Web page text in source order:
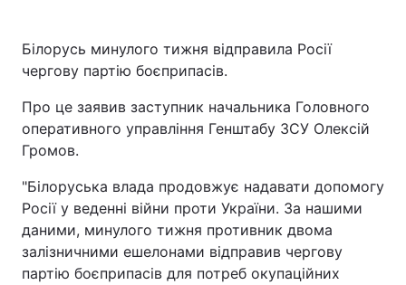
Головна Війна
Україна Політика
Економіка
Спорт Наука
Техно і зв'язок Лайт
Зброя Інциденти
Білорусь минулого тижня відправила Росії
чергову партію боєприпасів.
Про це заявив заступник начальника Головного
оперативного управління Генштабу ЗСУ Олексій
Громов.
"Білоруська влада продовжує надавати допомогу
Росії у веденні війни проти України. За нашими
даними, минулого тижня противник двома
залізничними ешелонами відправив чергову
партію боєприпасів для потреб окупаційних